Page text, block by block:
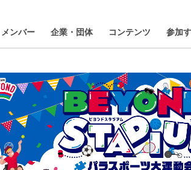
メンバー 企業・団体 コンテンツ 参加